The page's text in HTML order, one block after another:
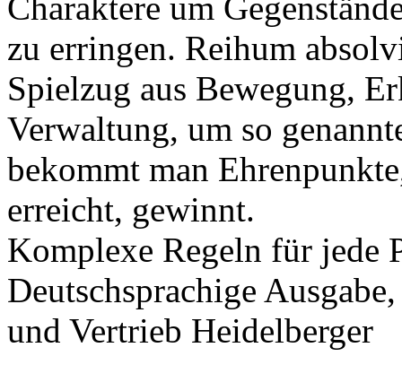
zu erringen. Reihum
Spielzug aus Bewegung,
Verwaltung, um so
bekommt man
erreicht, gewinnt.
Komplexe Regeln für jede
Deutschsprachige
und Vertrieb Heidelberger